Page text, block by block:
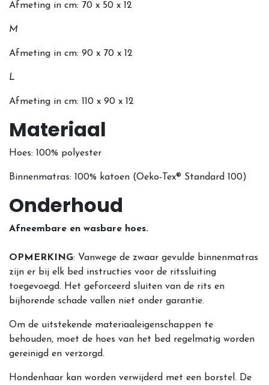
Afmeting in cm: 70 x 50 x 12
M
Afmeting in cm: 90 x 70 x 12
L
Afmeting in cm: 110 x 90 x 12
Materiaal
Hoes: 100% polyester
Binnenmatras: 100% katoen (Oeko-Tex® Standard 100)
Onderhoud
Afneembare en wasbare hoes.
OPMERKING: Vanwege de zwaar gevulde binnenmatras
zijn er bij elk bed instructies voor de ritssluiting
toegevoegd. Het geforceerd sluiten van de rits en
bijhorende schade vallen niet onder garantie.
Om de uitstekende materiaaleigenschappen te
behouden, moet de hoes van het bed regelmatig worden
gereinigd en verzorgd.
Hondenhaar kan worden verwijderd met een borstel. De